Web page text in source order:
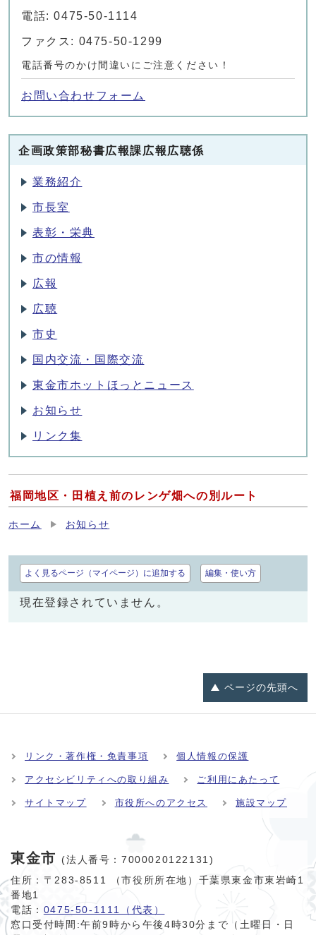
電話: 0475-50-1114
ファクス: 0475-50-1299
電話番号のかけ間違いにご注意ください！
お問い合わせフォーム
企画政策部秘書広報課広報広聴係
業務紹介
市長室
表彰・栄典
市の情報
広報
広聴
市史
国内交流・国際交流
東金市ホットほっとニュース
お知らせ
リンク集
福岡地区・田植え前のレンゲ畑への別ルート
ホーム お知らせ
よく見るページ（マイページ）に追加する 編集・使い方
現在登録されていません。
ページの先頭へ
リンク・著作権・免責事項 個人情報の保護
アクセシビリティへの取り組み ご利用にあたって
サイトマップ 市役所へのアクセス 施設マップ
東金市
(法人番号：7000020122131)
住所：〒283-8511 （市役所所在地）千葉県東金市東岩崎1
番地1
電話： 0475-50-1111（代表）
窓口受付時間:午前9時から午後4時30分まで（土曜日・日